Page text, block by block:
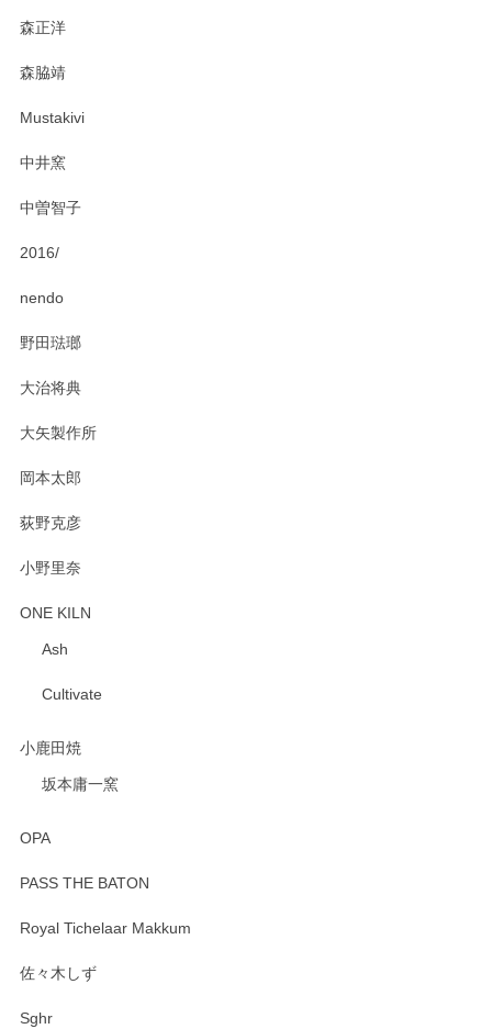
森正洋
森脇靖
Mustakivi
中井窯
中曽智子
2016/
nendo
野田琺瑯
大治将典
大矢製作所
岡本太郎
荻野克彦
小野里奈
ONE KILN
Ash
Cultivate
小鹿田焼
坂本庸一窯
OPA
PASS THE BATON
Royal Tichelaar Makkum
佐々木しず
Sghr